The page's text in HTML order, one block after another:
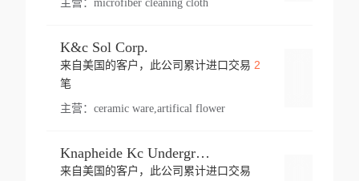
主营： microfiber cleaning cloth
K&c Sol Corp.
来自美国的客户，此公司累计进口交易 2
笔
主营： ceramic ware,artifical flower
Knapheide Kc Underground
来自美国的客户，此公司累计进口交易